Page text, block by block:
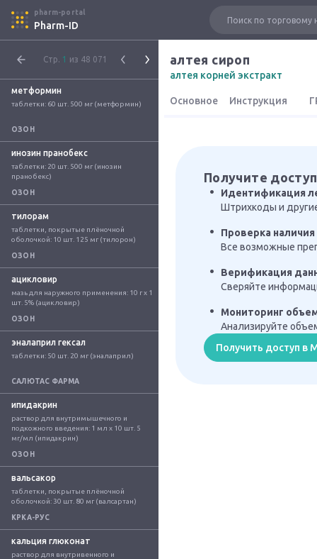
pharm-portal
Pharm-ID
Стр. 1 из 48 071
метформин
таблетки: 60 шт. 500 мг (метформин)
ОЗОН
инозин пранобекс
таблетки: 20 шт. 500 мг (инозин
пранобекс)
ОЗОН
тилорам
таблетки, покрытые плёночной
оболочкой: 10 шт. 125 мг (тилорон)
ОЗОН
ацикловир
мазь для наружного применения: 10 г x 1
шт. 5% (ацикловир)
ОЗОН
эналаприл гексал
таблетки: 50 шт. 20 мг (эналаприл)
САЛЮТАС ФАРМА
ипидакрин
раствор для внутримышечного и
подкожного введения: 1 мл x 10 шт. 5
мг/мл (ипидакрин)
ОЗОН
вальсакор
таблетки, покрытые плёночной
оболочкой: 30 шт. 80 мг (валсартан)
КРКА-РУС
кальция глюконат
раствор для внутривенного и
алтея сироп
алтея корней экстракт
Основное Инструкция
Получите
Идентификация
Штрихкоды и
Проверка
Все возможные
Верификация
Сверяйте
Мониторинг
Анализируйте
Получить доступ в